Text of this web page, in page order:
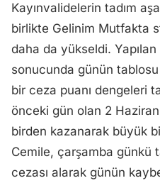
Kayınvalidelerin tadım
birlikte Gelinim Mutfakta
daha da yükseldi.
sonucunda günün
bir ceza puanı dengeleri
önceki gün olan 2 Haziran
birden kazanarak büyük
Cemile, çarşamba günkü
cezası alarak günün